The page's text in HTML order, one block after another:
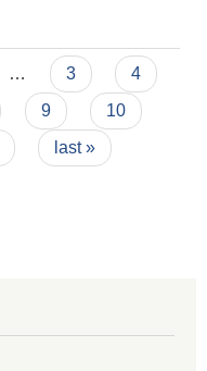
… 3
4
9
10
last »